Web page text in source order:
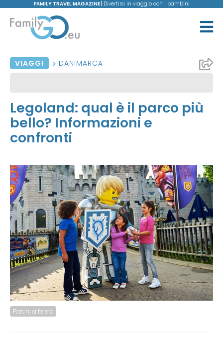
FAMILY TRAVEL MAGAZINE | Divertirsi in viaggio con i bambini
VIAGGI DANIMARCA
Legoland: qual è il parco più
bello? Informazioni e
confronti
Parchi a tema